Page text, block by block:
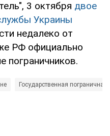
3 октября двое
Украины
недалеко от
РФ официально
пограничников.
Государственная